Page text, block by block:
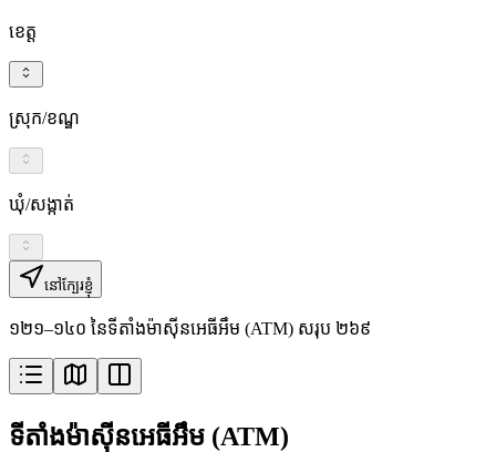
ខេត្ត
ស្រុក/ខណ្ឌ
ឃុំ/សង្កាត់
នៅក្បែរខ្ញុំ
១២១–១៤០ នៃទីតាំងម៉ាស៊ីនអេធីអឹម (ATM) សរុប ២៦៩
ទីតាំងម៉ាស៊ីនអេធីអឹម (ATM)